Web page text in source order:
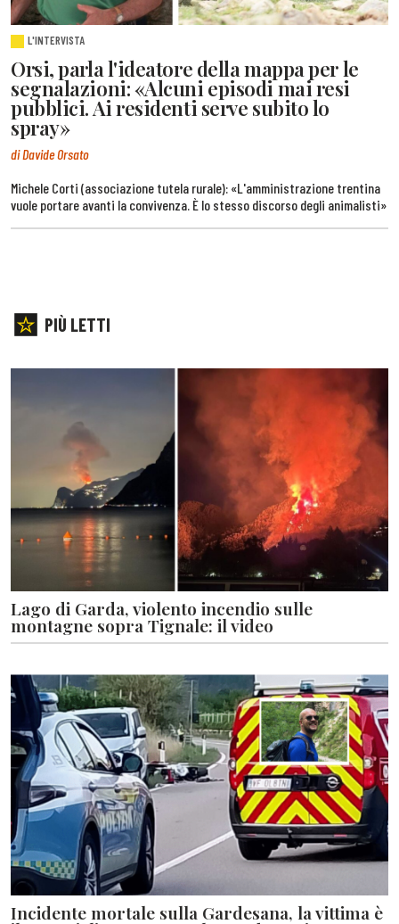
L'INTERVISTA
Orsi, parla l'ideatore della mappa per le
segnalazioni: «Alcuni episodi mai resi
pubblici. Ai residenti serve subito lo
spray»
di Davide Orsato
Michele Corti (associazione tutela rurale): «L'amministrazione trentina
vuole portare avanti la convivenza. È lo stesso discorso degli animalisti»
PIÙ LETTI
Lago di Garda, violento incendio sulle
montagne sopra Tignale: il video
Incidente mortale sulla Gardesana, la vittima è